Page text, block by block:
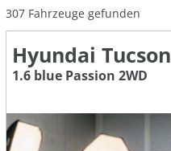
307 Fahrzeuge gefunden
Hyundai Tucson
1.6 blue Passion 2WD